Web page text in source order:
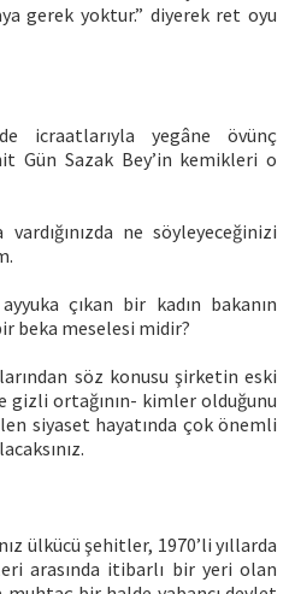
gerek yoktur.” diyerek ret oyu
icraatlarıyla yegâne övünç
Gün Sazak Bey’in kemikleri o
ne söyleyeceğinizi
çıkan bir kadın bakanın
beka meselesi midir?
söz konusu şirketin eski
gizli ortağının- kimler olduğunu
siyaset hayatında çok önemli
ülkücü şehitler, 1970’li yıllarda
arasında itibarlı bir yeri olan